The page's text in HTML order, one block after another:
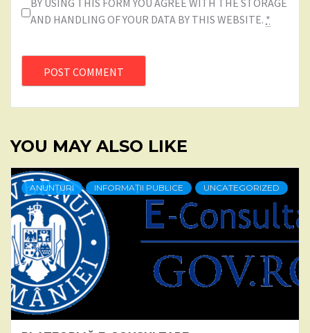
AND HANDLING OF YOUR DATA BY THIS WEBSITE. *
YOU MAY ALSO LIKE
ANUNȚURI INFORMAȚII PUBLICE UNCATEGORIZED